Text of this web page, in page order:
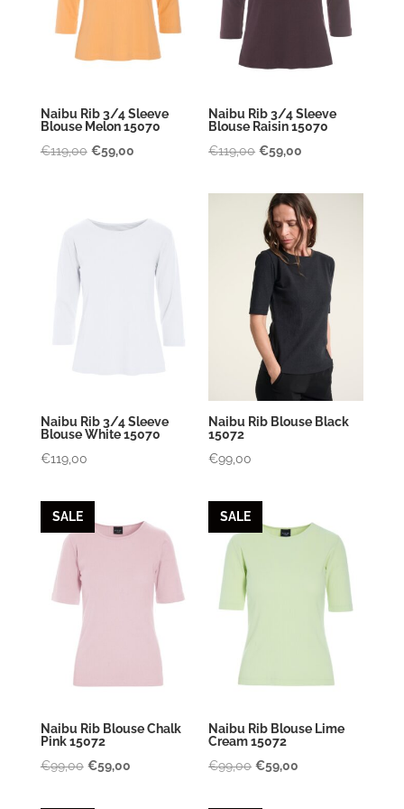
Naibu Rib 3/4 Sleeve
Blouse Melon 15070
€119,00 Oorspronkelijke
€119,00.
€59,00Huidige
€59,00.
Naibu Rib 3/4 Sleeve
Blouse Raisin 15070
€119,00 Oorspronkelijke
was:
€119,00.
€59,00
is:
€59,00.
Naibu Rib 3/4 Sleeve
Blouse White 15070
€119,00
Naibu Rib Blouse Black
15072
€99,00
SALE
Naibu Rib Blouse Chalk
Pink 15072
€99,00 Oorspronkelijke
€59,00Huidige
SALE
Naibu Rib Blouse Lime
Cream 15072
€99,00 Oorspronkelijke
€59,00